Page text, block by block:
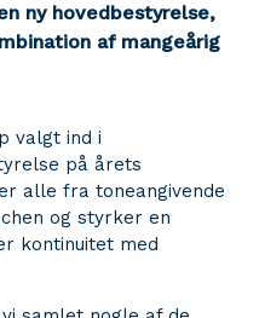
ny hovedbestyrelse,
af mangeårig
valgt ind i
på årets
alle fra toneangivende
og styrker en
kontinuitet med